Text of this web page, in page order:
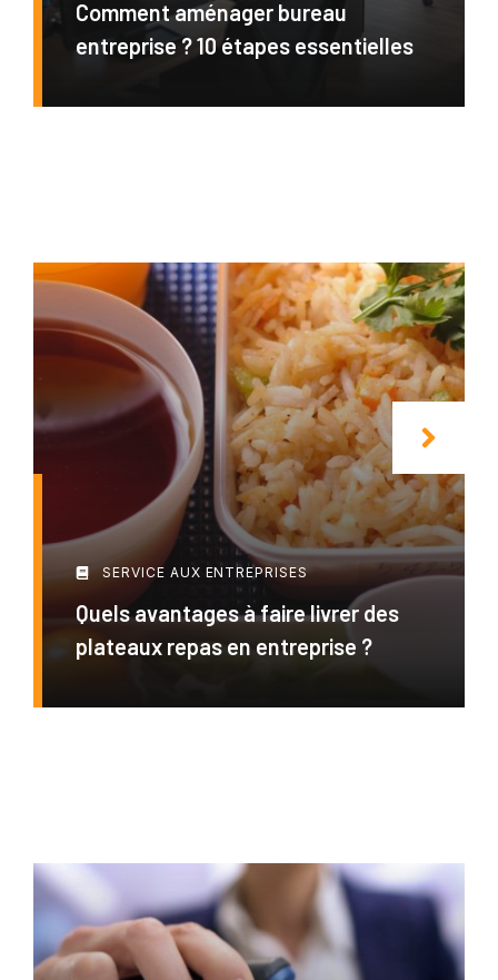
Comment aménager bureau
entreprise ? 10 étapes essentielles
SERVICE AUX ENTREPRISES
Quels avantages à faire livrer des
plateaux repas en entreprise ?